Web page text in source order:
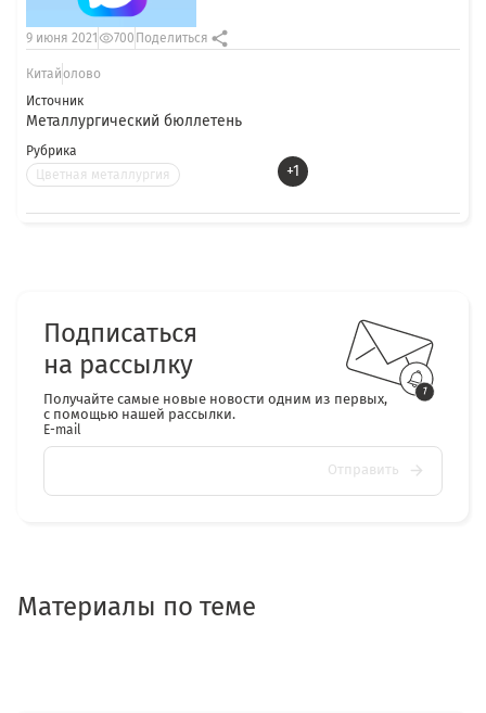
Источник
Металлургический бюллетень
Рубрика
Цветная металлургия
+1
9 июня 2021 700 Поделиться
Китайолово
Подписаться
на рассылку
Получайте самые новые новости одним из первых,
с помощью нашей рассылки.
E-mail
Отправить
Материалы по теме